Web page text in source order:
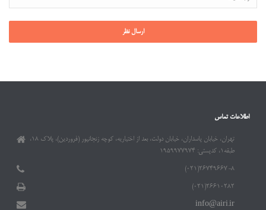
اطلاعات تماس
تهران، خیابان پاسداران، خیابان دولت، بعد از اختیاریه، کوچه زنجانپور (فروردین)، پلاک ۱۸،
طبقه۱، کدپستی: ۱۹۵۹۹۷۷۹۷۴
۲۶۷۴۹۶۶۷-۸(۰۲۱)
۲۶۶۱۰۲۸۲(۰۲۱)
info@airi.ir